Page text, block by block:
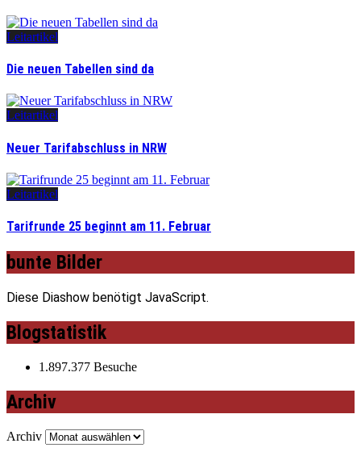
Leitartikel
Die neuen Tabellen sind da
Leitartikel
Neuer Tarifabschluss in NRW
Leitartikel
Tarifrunde 25 beginnt am 11. Februar
bunte Bilder
Diese Diashow benötigt JavaScript.
Blogstatistik
1.897.377 Besuche
Archiv
Archiv